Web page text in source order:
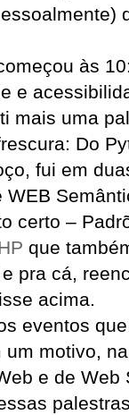
às
e
mais uma
Do
fui em
WEB
certo –
que
pra cá,
acima.
eventos
motivo,
e de Web